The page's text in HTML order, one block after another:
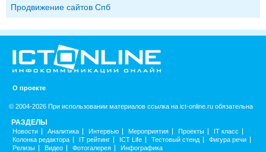
Продвижение сайтов Спб
О проекте
© 2004-2026 При использовании материалов ссылка на ict-online.ru обязательна
РАЗДЕЛЫ
Новости Аналитика Интервью Мероприятия Проекты
IT класс
Колонка редактора
IT рейтинг ICT Life Тестовый стенд
Фигура речи
Релизы
Видео Фотогалерея Инфографика